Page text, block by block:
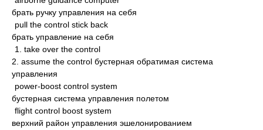
брать ручку управления на себя
pull the control stick back
брать управление на себя
1. take over the control
2. assume the control бустерная обратимая система
управления
power-boost control system
бустерная система управления полетом
flight control boost system
верхний район управления эшелонированием